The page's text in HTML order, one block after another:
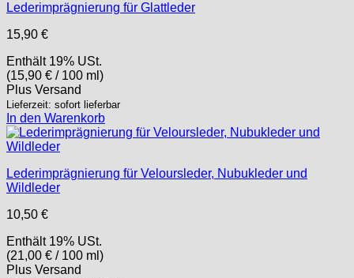
Lederimprägnierung für Glattleder
15,90 €
Enthält 19% USt.
(15,90 € / 100 ml)
Plus Versand
Lieferzeit: sofort lieferbar
In den Warenkorb
Lederimprägnierung für Veloursleder, Nubukleder und
Wildleder
10,50 €
Enthält 19% USt.
(21,00 € / 100 ml)
Plus Versand